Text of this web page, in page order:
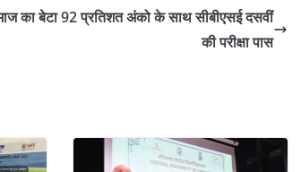
का बेटा 92 प्रतिशत अंको के साथ सीबीएसई दसवीं
की परीक्षा पास